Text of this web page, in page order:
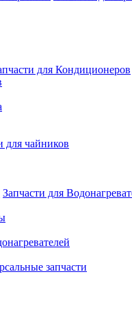
для Кондиционеров
для чайников
Запчасти для
запчасти